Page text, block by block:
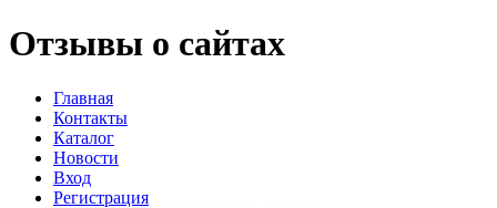
Отзывы о сайтах
Главная
Контакты
Каталог
Новости
Вход
Регистрация